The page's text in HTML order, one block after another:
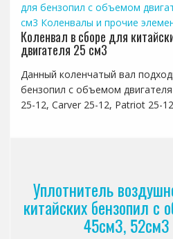
для бензопил с объемом
см3 Коленвалы и прочие
Коленвал в сборе для
двигателя 25 см3
Данный коленчатый вал
бензопил с объемом
25-12, Carver 25-12, Patriot 25-
Уплотнитель
китайских бензопил с
45см3,